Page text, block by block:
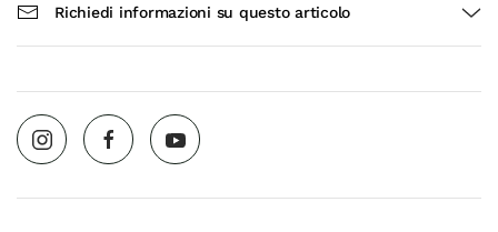
Richiedi informazioni su questo articolo